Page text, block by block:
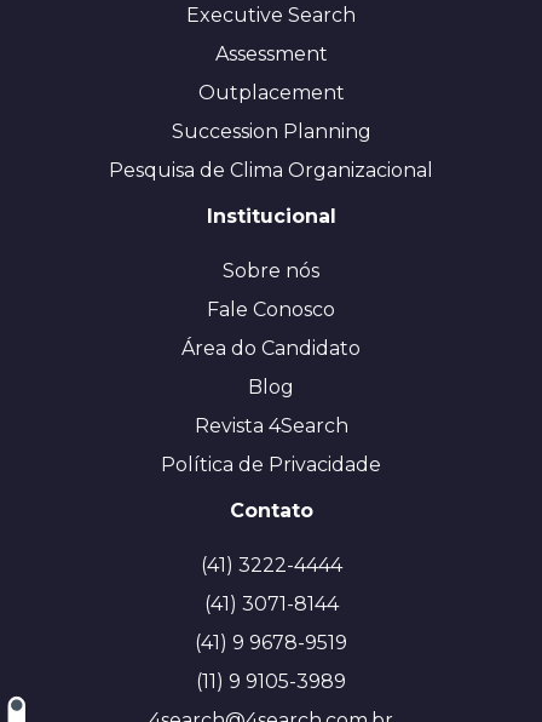
Executive Search
Assessment
Outplacement
Succession Planning
Pesquisa de Clima Organizacional
Institucional
Sobre nós
Fale Conosco
Área do Candidato
Blog
Revista 4Search
Política de Privacidade
Contato
(41) 3222-4444
(41) 3071-8144
(41) 9 9678-9519
(11) 9 9105-3989